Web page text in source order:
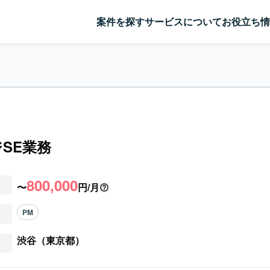
案件を探すサービスについてお役立ち
業務
〜800,000円/月
PM
渋谷（東京都）